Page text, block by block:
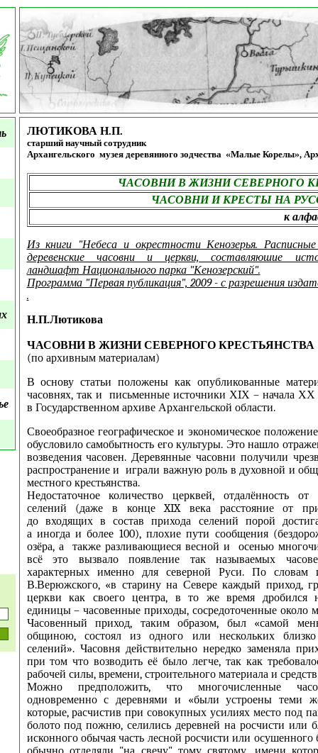
ЛЮТИКОВА Н.П.
старший научный сотрудник
Архангельского музея деревянного зодчества «Малые Корелы»,
ЧАСОВНИ В ЖИЗНИ СЕВЕРНОГО
ЧАСОВНИ И КРЕСТЫ НА
к
Из книги "Небеса и окрестности Кенозерья.
деревенские часовни и церкви, составляюшие
ландшафт Национального парка "Кенозерский".
Программа "Первая публикация", 2009 - с разрешения
.
Н.П.Лютикова
ЧАСОВНИ В ЖИЗНИ СЕВЕРНОГО КРЕСТЬЯНСТВА
(по архивным материалам)
В основу статьи положены как опубликованные
часовнях, так и письменные источники ХIХ – начала ХХ
в Государственном архиве Архангельской области.
Своеобразное географическое и экономическое
обусловило самобытность его культуры. Это нашло
возведения часовен. Деревянные часовни получили
распространение и играли важную роль в духовной и
местного крестьянства.
Недостаточное количество церквей, отдалённость
селений (даже в конце XIX века расстояние от
до входящих в состав прихода селений порой
а иногда и более 100), плохие пути сообщения
озёра, а также разливающиеся весной и осенью
всё это вызвало появление так называемых
характерных именно для северной Руси. По словам
В.Верюжского, «в старину на Севере каждый приход,
церкви как своего центра, в то же время дробился
единицы – часовенные приходы, сосредоточенные около
Часовенный приход, таким образом, был «самой
общиною, состоял из одного или нескольких
селений». Часовня действительно нередко заменяла
при том что возводить её было легче, так как
рабочей силы, времени, строительного материала и
Можно предположить, что многочисленные
одновременно с деревнями и «были устроены теми
которые, расчистив при совокупных усилиях место под
болото под пожню, селились деревней на росчисти или
исконного обычая часть лесной росчисти или осушенного